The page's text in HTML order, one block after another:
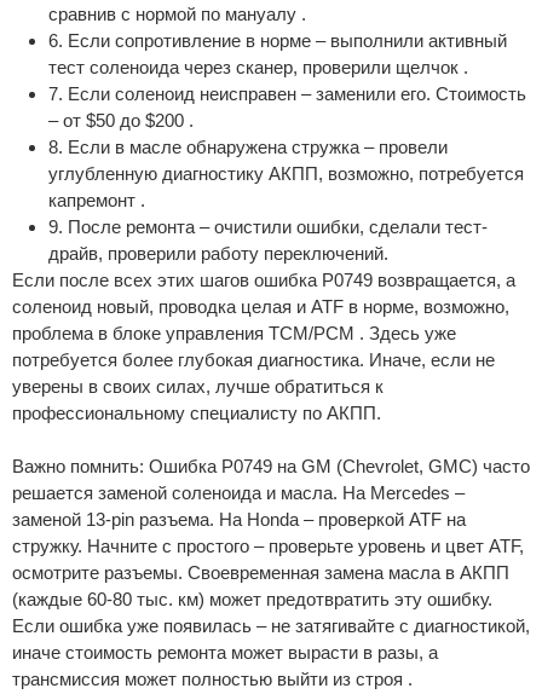
сравнив с нормой по мануалу .
6. Если сопротивление в норме – выполнили активный
тест соленоида через сканер, проверили щелчок .
7. Если соленоид неисправен – заменили его. Стоимость
– от $50 до $200 .
8. Если в масле обнаружена стружка – провели
углубленную диагностику АКПП, возможно, потребуется
капремонт .
9. После ремонта – очистили ошибки, сделали тест-
драйв, проверили работу переключений.
Если после всех этих шагов ошибка P0749 возвращается, а
соленоид новый, проводка целая и ATF в норме, возможно,
проблема в блоке управления TCM/PCM . Здесь уже
потребуется более глубокая диагностика. Иначе, если не
уверены в своих силах, лучше обратиться к
профессиональному специалисту по АКПП.
Важно помнить: Ошибка P0749 на GM (Chevrolet, GMC) часто
решается заменой соленоида и масла. На Mercedes –
заменой 13-pin разъема. На Honda – проверкой ATF на
стружку. Начните с простого – проверьте уровень и цвет ATF,
осмотрите разъемы. Своевременная замена масла в АКПП
(каждые 60-80 тыс. км) может предотвратить эту ошибку.
Если ошибка уже появилась – не затягивайте с диагностикой,
иначе стоимость ремонта может вырасти в разы, а
трансмиссия может полностью выйти из строя .